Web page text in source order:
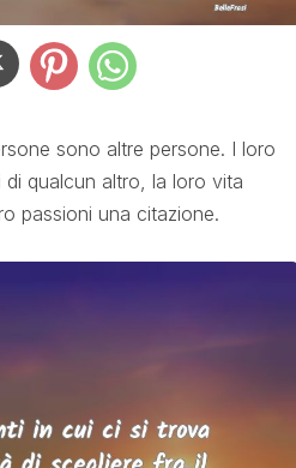
sono altre persone. I loro
qualcun altro, la loro vita
passioni una citazione.